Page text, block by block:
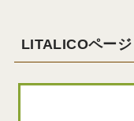
LITALICOページ